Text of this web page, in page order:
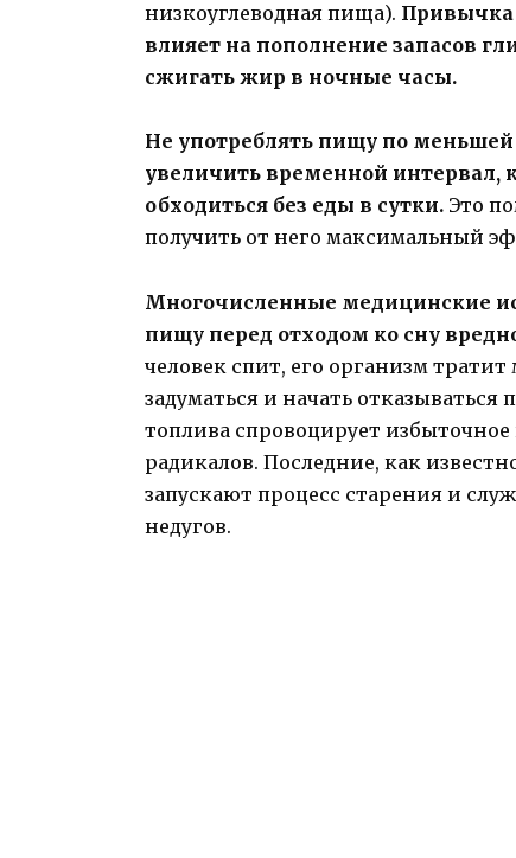
низкоуглеводная пища). Привычка
влияет на пополнение запасов
сжигать жир в ночные часы.
Не употреблять пищу по меньшей
увеличить временной интервал,
обходиться без еды в сутки. Это
получить от него максимальный
Многочисленные медицинские
пищу перед отходом ко сну
человек спит, его организм
задуматься и начать
топлива спровоцирует
радикалов. Последние, как
запускают процесс старения и
недугов.